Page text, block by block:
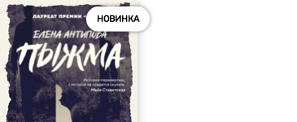
НОВИНКА